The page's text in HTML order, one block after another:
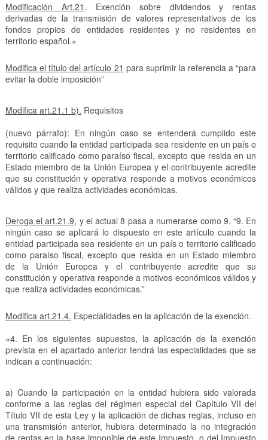
Modificación Art.21 . Exención sobre dividendos y rentas
derivadas de la transmisión de valores representativos de los
fondos propios de entidades residentes y no residentes en
territorio español.»
Modifica el título del artículo 21 para suprimir la referencia a “para
evitar la doble imposición”
Modifica art.21.1 b). Requisitos
(nuevo párrafo): En ningún caso se entenderá cumplido este
requisito cuando la entidad participada sea residente en un país o
territorio calificado como paraíso fiscal, excepto que resida en un
Estado miembro de la Unión Europea y el contribuyente acredite
que su constitución y operativa responde a motivos económicos
válidos y que realiza actividades económicas.
Deroga el art.21.9, y el actual 8 pasa a numerarse como 9. “9. En
ningún caso se aplicará lo dispuesto en este artículo cuando la
entidad participada sea residente en un país o territorio calificado
como paraíso fiscal, excepto que resida en un Estado miembro
de la Unión Europea y el contribuyente acredite que su
constitución y operativa responde a motivos económicos válidos y
que realiza actividades económicas.”
Modifica art.21.4. Especialidades en la aplicación de la exención.
«4. En los siguientes supuestos, la aplicación de la exención
prevista en el apartado anterior tendrá las especialidades que se
indican a continuación:
a) Cuando la participación en la entidad hubiera sido valorada
conforme a las reglas del régimen especial del Capítulo VII del
Título VII de esta Ley y la aplicación de dichas reglas, incluso en
una transmisión anterior, hubiera determinado la no integración